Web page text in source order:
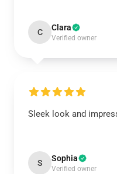
C Clara
Verified owner
Sleek look and
S Sophia
Verified owner